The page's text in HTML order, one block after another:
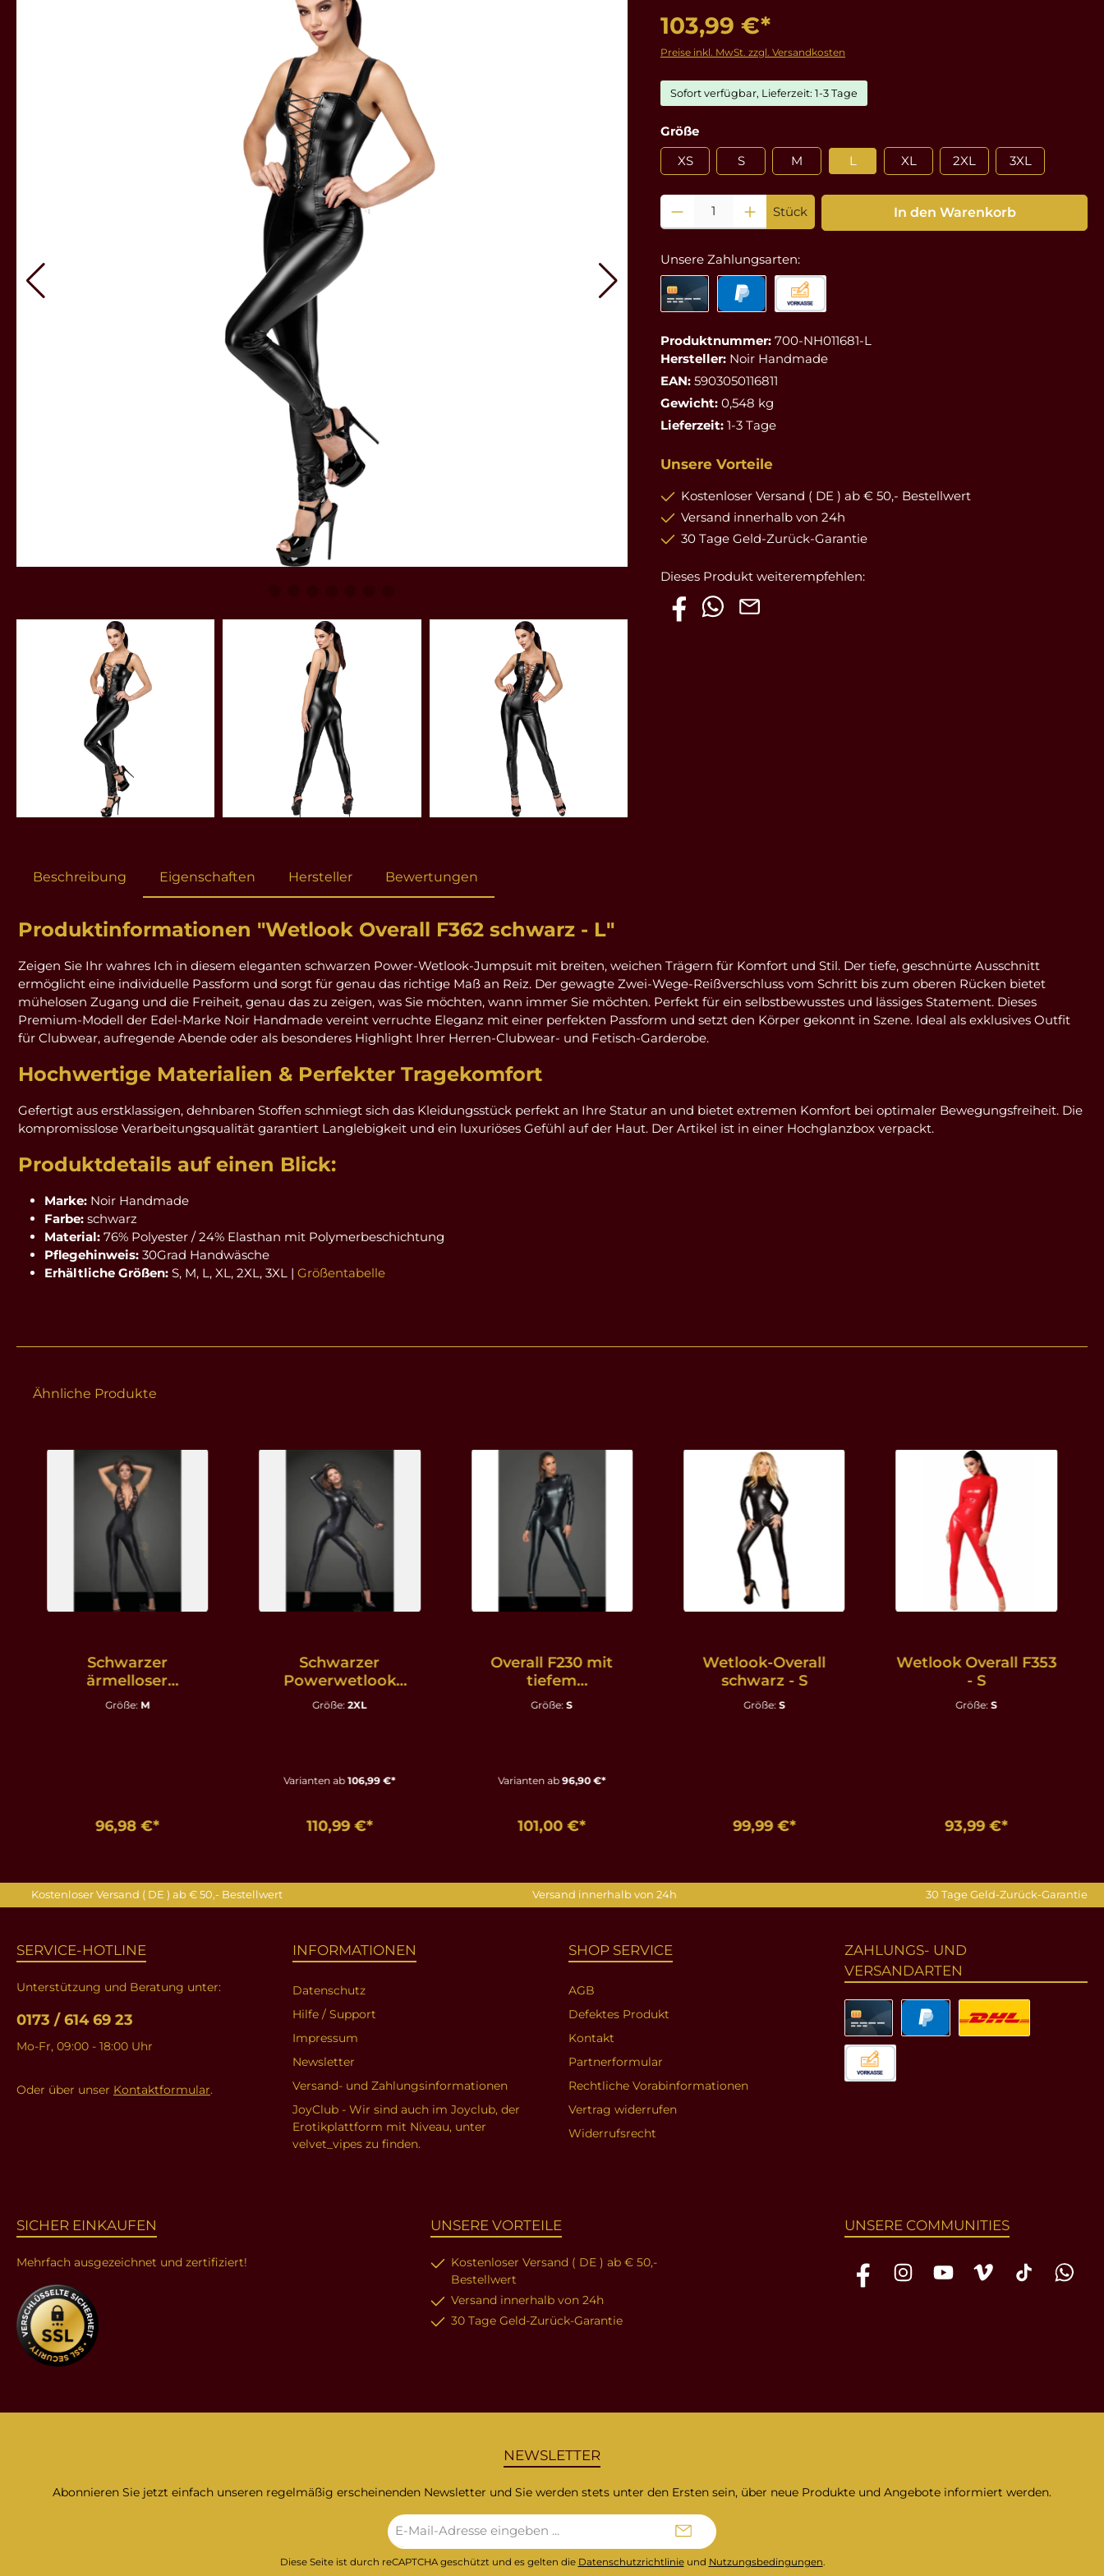
103,99 €*
Preise inkl. MwSt. zzgl. Versandkosten
Sofort verfügbar, Lieferzeit: 1-3 Tage
Größeauswählen
XS
S M L XL 2XL 3XL
Produkt Anzahl: Gib den gewünschten Wert ein oder benutze die Schaltflächen um die
Stück In den Warenkorb
Unsere Zahlungsarten:
Produktnummer: 700-NH011681-L
Hersteller: Noir Handmade
EAN: 5903050116811
Gewicht: 0,548 kg
Lieferzeit: 1-3 Tage
Unsere Vorteile
Kostenloser Versand ( DE ) ab € 50,- Bestellwert
Versand innerhalb von 24h
30 Tage Geld-Zurück-Garantie
Dieses Produkt weiterempfehlen:
Beschreibung Eigenschaften Hersteller Bewertungen
Produktinformationen "Wetlook Overall F362 schwarz - L"
Zeigen Sie Ihr wahres Ich in diesem eleganten schwarzen Power-Wetlook-Jumpsuit mit breiten, weichen Trägern für Komfort und Stil. Der tiefe, geschnürte Ausschnitt
ermöglicht eine individuelle Passform und sorgt für genau das richtige Maß an Reiz. Der gewagte Zwei-Wege-Reißverschluss vom Schritt bis zum oberen Rücken bietet
mühelosen Zugang und die Freiheit, genau das zu zeigen, was Sie möchten, wann immer Sie möchten. Perfekt für ein selbstbewusstes und lässiges Statement. Dieses
Premium-Modell der Edel-Marke Noir Handmade vereint verruchte Eleganz mit einer perfekten Passform und setzt den Körper gekonnt in Szene. Ideal als exklusives Outfit
für Clubwear, aufregende Abende oder als besonderes Highlight Ihrer Herren-Clubwear- und Fetisch-Garderobe.
Hochwertige Materialien & Perfekter Tragekomfort
Gefertigt aus erstklassigen, dehnbaren Stoffen schmiegt sich das Kleidungsstück perfekt an Ihre Statur an und bietet extremen Komfort bei optimaler Bewegungsfreiheit. Die
kompromisslose Verarbeitungsqualität garantiert Langlebigkeit und ein luxuriöses Gefühl auf der Haut. Der Artikel ist in einer Hochglanzbox verpackt.
Produktdetails auf einen Blick:
Marke: Noir Handmade
Farbe: schwarz
Material: 76% Polyester / 24% Elasthan mit Polymerbeschichtung
Pflegehinweis: 30Grad Handwäsche
Erhältliche Größen: S, M, L, XL, 2XL, 3XL | Größentabelle
Ähnliche Produkte
Schwarzer
ärmelloser
Powerwetlook
Größe: M
96,98 €*
Schwarzer
Powerwetlook
Overall F162 mit Ring
Größe:2XL
Varianten ab106,99 €*
110,99 €*
Overall F230 mit
tiefem
Rückenausschnitt
Größe:S
Varianten ab96,90 €*
101,00 €*
Wetlook-Overall
schwarz - S
Größe: S
99,99 €*
Wetlook Overall F353
- S
Größe:S
93,99 €*
Kostenloser Versand ( DE ) ab € 50,- Bestellwert Versand innerhalb von 24h 30 Tage Geld-Zurück-Garantie
SERVICE-HOTLINE
Unterstützung und Beratung unter:
0173 / 614 69 23
Mo-Fr, 09:00 - 18:00 Uhr
Oder über unser Kontaktformular.
INFORMATIONEN
Datenschutz
Hilfe / Support
Impressum
Newsletter
Versand- und Zahlungsinformationen
JoyClub - Wir sind auch im Joyclub, der
Erotikplattform mit Niveau, unter
velvet_vipes zu finden.
SHOP SERVICE
AGB
Defektes Produkt
Kontakt
Partnerformular
Rechtliche Vorabinformationen
Vertrag widerrufen
Widerrufsrecht
ZAHLUNGS- UND
VERSANDARTEN
SICHER EINKAUFEN
Mehrfach ausgezeichnet und zertifiziert!
UNSERE VORTEILE
Kostenloser Versand ( DE ) ab € 50,-
Bestellwert
Versand innerhalb von 24h
30 Tage Geld-Zurück-Garantie
UNSERE COMMUNITIES
FacebookInstagramYouTube Vimeo TikTok
NEWSLETTER
Abonnieren Sie jetzt einfach unseren regelmäßig erscheinenden Newsletter und Sie werden stets unter den Ersten sein, über neue Produkte und Angebote informiert werden.
Mail-
Adresse*
Diese Seite ist durch reCAPTCHA geschützt und es gelten die Datenschutzrichtlinieund Nutzungsbedingungen